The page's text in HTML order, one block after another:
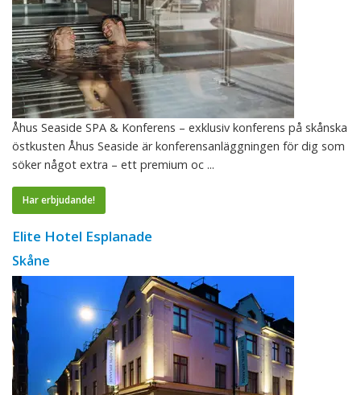
Åhus Seaside SPA & Konferens – exklusiv konferens på skånska
östkusten Åhus Seaside är konferensanläggningen för dig som
söker något extra – ett premium oc ...
Har erbjudande!
Elite Hotel Esplanade
Skåne